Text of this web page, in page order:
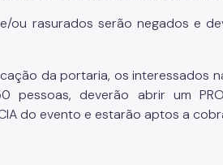
ou rasurados serão negados e
da portaria, os interessados
deverão abrir um
do evento e estarão aptos a